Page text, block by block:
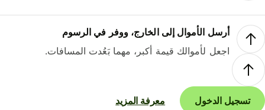
أرسل الأموال إلى الخارج، ووفر في الرسوم
اجعل لأموالك قيمة أكبر، مهما بَعُدت المسافات.
تسجيل الدخول معرفة المزيد